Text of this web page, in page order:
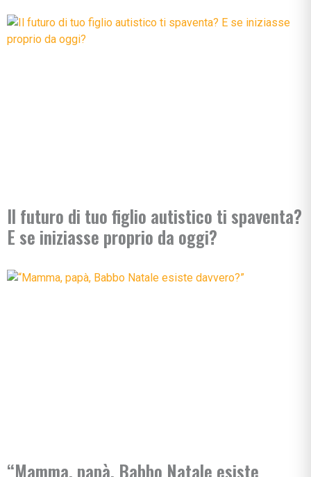
Il futuro di tuo figlio autistico ti spaventa?
E se iniziasse proprio da oggi?
“Mamma, papà, Babbo Natale esiste